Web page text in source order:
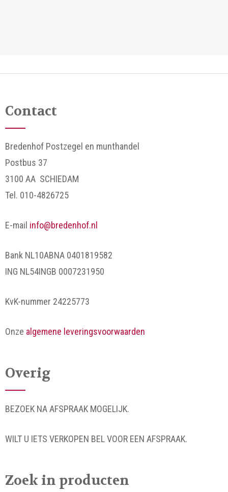
Contact
Bredenhof Postzegel en munthandel
Postbus 37
3100 AA SCHIEDAM
Tel. 010-4826725
E-mail info@bredenhof.nl
Bank NL10ABNA 0401819582
ING NL54INGB 0007231950
KvK-nummer 24225773
Onze algemene leveringsvoorwaarden
Overig
BEZOEK NA AFSPRAAK MOGELIJK.
WILT U IETS VERKOPEN BEL VOOR EEN AFSPRAAK.
Zoek in producten